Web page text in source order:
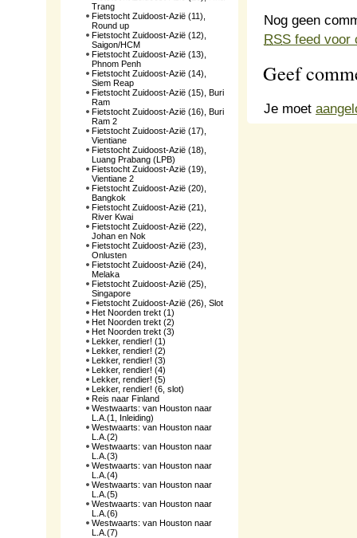
Trang
Fietstocht Zuidoost-Azië (11),
Round up
Fietstocht Zuidoost-Azië (12),
Saigon/HCM
Fietstocht Zuidoost-Azië (13),
Phnom Penh
Fietstocht Zuidoost-Azië (14),
Siem Reap
Fietstocht Zuidoost-Azië (15), Buri
Ram
Fietstocht Zuidoost-Azië (16), Buri
Ram 2
Fietstocht Zuidoost-Azië (17),
Vientiane
Fietstocht Zuidoost-Azië (18),
Luang Prabang (LPB)
Fietstocht Zuidoost-Azië (19),
Vientiane 2
Fietstocht Zuidoost-Azië (20),
Bangkok
Fietstocht Zuidoost-Azië (21),
River Kwai
Fietstocht Zuidoost-Azië (22),
Johan en Nok
Fietstocht Zuidoost-Azië (23),
Onlusten
Fietstocht Zuidoost-Azië (24),
Melaka
Fietstocht Zuidoost-Azië (25),
Singapore
Fietstocht Zuidoost-Azië (26), Slot
Het Noorden trekt (1)
Het Noorden trekt (2)
Het Noorden trekt (3)
Lekker, rendier! (1)
Lekker, rendier! (2)
Lekker, rendier! (3)
Lekker, rendier! (4)
Lekker, rendier! (5)
Lekker, rendier! (6, slot)
Reis naar Finland
Westwaarts: van Houston naar
L.A.(1, Inleiding)
Westwaarts: van Houston naar
L.A.(2)
Westwaarts: van Houston naar
L.A.(3)
Westwaarts: van Houston naar
L.A.(4)
Westwaarts: van Houston naar
L.A.(5)
Westwaarts: van Houston naar
L.A.(6)
Westwaarts: van Houston naar
L.A.(7)
Nog geen
RSS feed voor
Geef
Je moet